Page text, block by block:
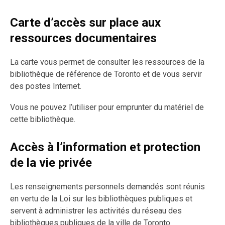
Carte d’accès sur place aux
ressources documentaires
La carte vous permet de consulter les ressources de la
bibliothèque de référence de Toronto et de vous servir
des postes Internet.
Vous ne pouvez l’utiliser pour emprunter du matériel de
cette bibliothèque.
Accès à l’information et protection
de la vie privée
Les renseignements personnels demandés sont réunis
en vertu de la Loi sur les bibliothèques publiques et
servent à administrer les activités du réseau des
bibliothèques publiques de la ville de Toronto.